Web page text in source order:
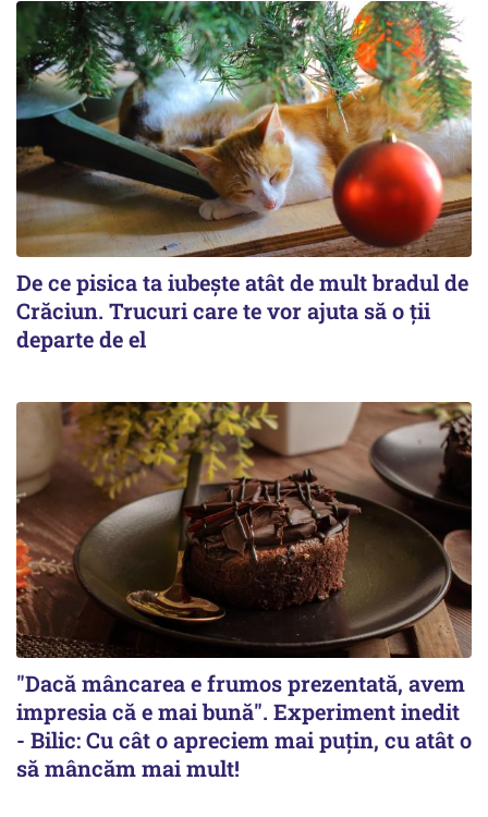
De ce pisica ta iubește atât de mult bradul de
Crăciun. Trucuri care te vor ajuta să o ții
departe de el
"Dacă mâncarea e frumos prezentată, avem
impresia că e mai bună". Experiment inedit
- Bilic: Cu cât o apreciem mai puțin, cu atât o
să mâncăm mai mult!